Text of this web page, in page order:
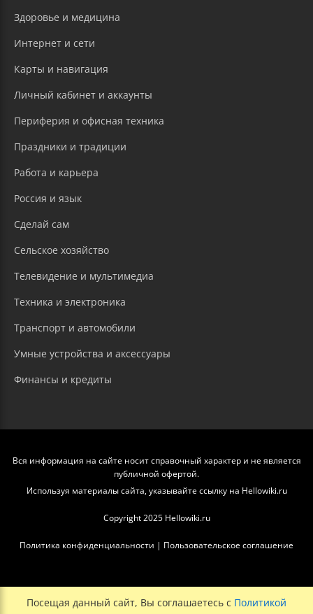
Здоровье и медицина
Интернет и сети
Карты и навигация
Личный кабинет и аккаунты
Периферия и офисная техника
Праздники и традиции
Работа и карьера
Россия и язык
Сделай сам
Сельское хозяйство
Телевидение и мультимедиа
Техника и электроника
Транспорт и автомобили
Умные устройства и аксессуары
Финансы и кредиты
Вся информация на сайте носит справочный характер и не является
публичной офертой.
Используя материалы сайта, указывайте ссылку на Hellowiki.ru
Copyright 2025 Hellowiki.ru
Политика конфиденциальности | Пользовательское соглашение
Посещая данный сайт, Вы соглашаетесь с Политикой